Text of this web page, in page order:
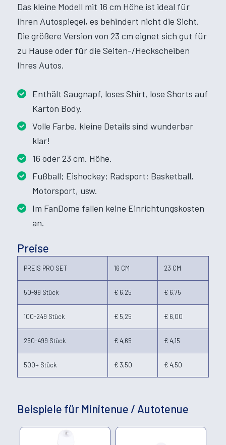
Das kleine Modell mit 16 cm Höhe ist ideal für
Ihren Autospiegel, es behindert nicht die Sicht.
Die größere Version von 23 cm eignet sich gut für
zu Hause oder für die Seiten-/Heckscheiben
Ihres Autos.
Enthält Saugnapf, loses Shirt, lose Shorts auf
Karton Body.
Volle Farbe, kleine Details sind wunderbar
klar!
16 oder 23 cm. Höhe.
Fußball; Eishockey; Radsport; Basketball,
Motorsport, usw.
Im FanDome fallen keine Einrichtungskosten
an.
Preise
PREIS PRO SET 16 CM 23 CM
50-99 Stück € 6,25 € 6,75
100-249 Stück € 5,25 € 6,00
250-499 Stück € 4,65 € 4,15
500+ Stück € 3,50 € 4,50
Beispiele für Minitenue / Autotenue